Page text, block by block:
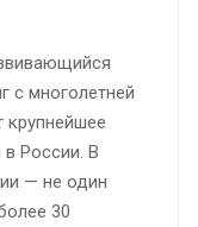
с многолетней
крупнейшее
России. В
— не один
30